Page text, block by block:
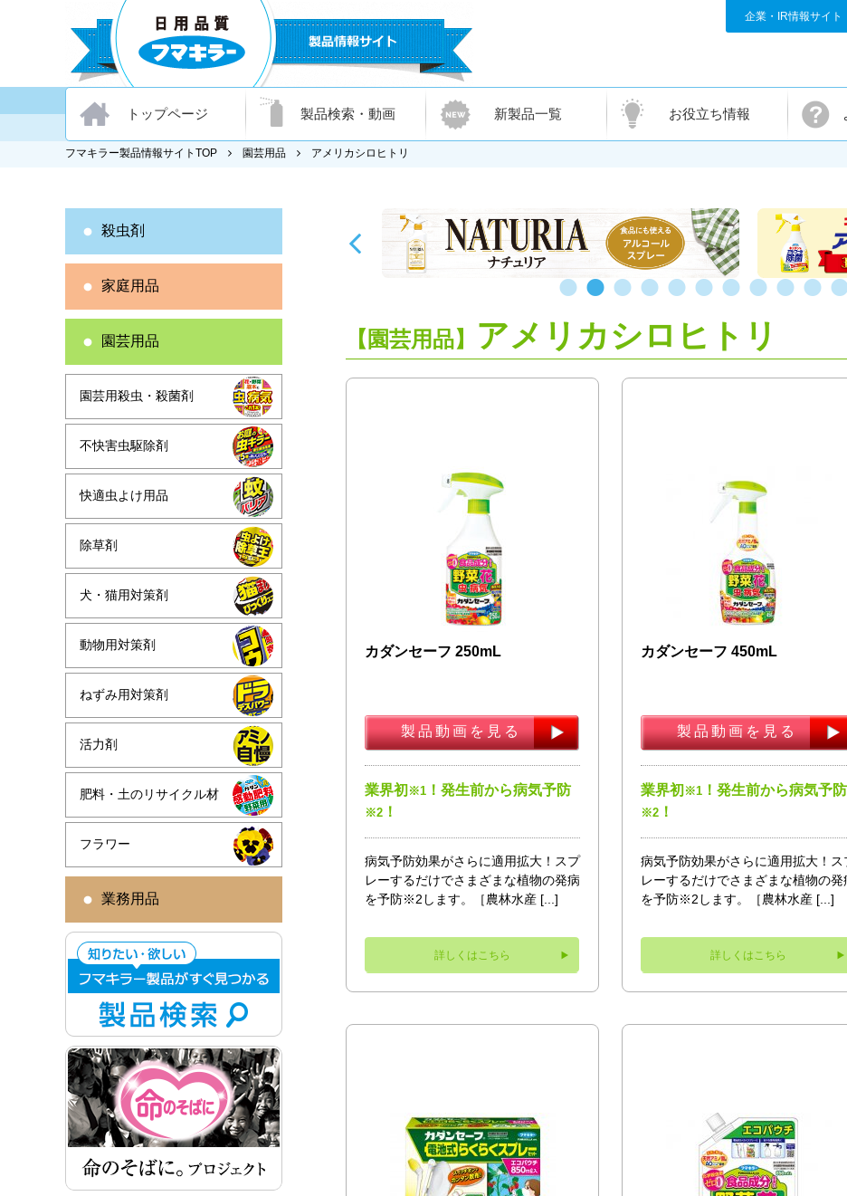
企業・IR情報サイト
トップページ 製品検索・動画 新製品一覧 お役立ち情報
フマキラー製品情報サイトTOP 園芸用品 アメリカシロヒトリ
【園芸用品】 アメリカシロヒトリ
カダンセーフ 250mL
製品動画を見る
業界初 ※1 ！発生前から病気予防
※2 ！
病気予防効果がさらに適用拡大！スプ
レーするだけでさまざまな植物の発病
を予防※2します。［農林水産 [...]
詳しくはこちら
カダンセーフ 450mL
製品動画を見る
業界初 ※1 ！発生前から病気予防
※2 ！
病気予防効果がさらに適用拡大！ス
レーするだけでさまざまな植物の発
を予防※2します。［農林水産 [...]
詳しくはこちら
殺虫剤
家庭用品
園芸用品
園芸用殺虫・殺菌剤
不快害虫駆除剤
快適虫よけ用品
除草剤
犬・猫用対策剤
動物用対策剤
ねずみ用対策剤
活力剤
肥料・土のリサイクル材
フラワー
業務用品